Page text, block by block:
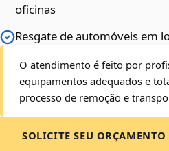
oficinas
Resgate de automóveis em
O atendimento é feito por
equipamentos adequados e
processo de remoção e
SOLICITE SEU ORÇAMENTO